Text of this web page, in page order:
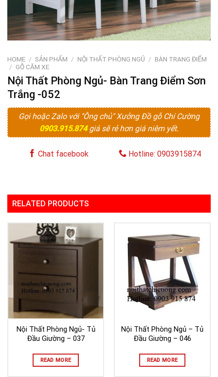
HOME / SẢN PHẨM / NỘI THẤT PHÒNG NGỦ / BÀN TRANG ĐIỂM
/ GỖ CĂM XE
Nội Thất Phòng Ngủ- Bàn Trang Điểm Sơn
Trắng -052
Gọi hoặc Zalo với "Ông chủ" Xưởng Đồ gỗ Chí Cường
0903.915.874giá sẽ rẻ hơn giá niêm yết.
Chat facebook Hotline: 0903915874
RELATED PRODUCTS
Nội Thất Phòng Ngủ- Tủ
Đầu Giường – 037
READ MORE
Nội Thất Phòng Ngủ – Tủ
Đầu Giường – 046
READ MORE